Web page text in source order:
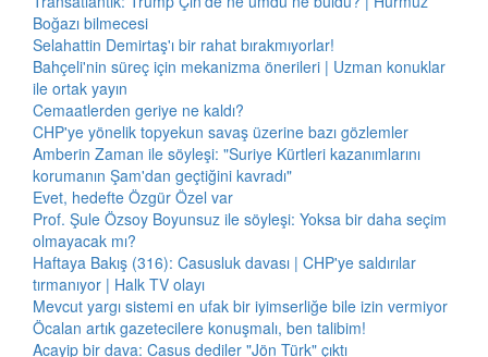
Boğazı bilmecesi
Selahattin Demirtaş'ı bir rahat bırakmıyorlar!
Bahçeli'nin süreç için mekanizma önerileri | Uzman konuklar
ile ortak yayın
Cemaatlerden geriye ne kaldı?
CHP'ye yönelik topyekun savaş üzerine bazı gözlemler
Amberin Zaman ile söyleşi: "Suriye Kürtleri kazanımlarını
korumanın Şam'dan geçtiğini kavradı"
Evet, hedefte Özgür Özel var
Prof. Şule Özsoy Boyunsuz ile söyleşi: Yoksa bir daha seçim
olmayacak mı?
Haftaya Bakış (316): Casusluk davası | CHP'ye saldırılar
tırmanıyor | Halk TV olayı
Mevcut yargı sistemi en ufak bir iyimserliğe bile izin vermiyor
Öcalan artık gazetecilere konuşmalı, ben talibim!
Acayip bir dava: Casus dediler "Jön Türk" çıktı